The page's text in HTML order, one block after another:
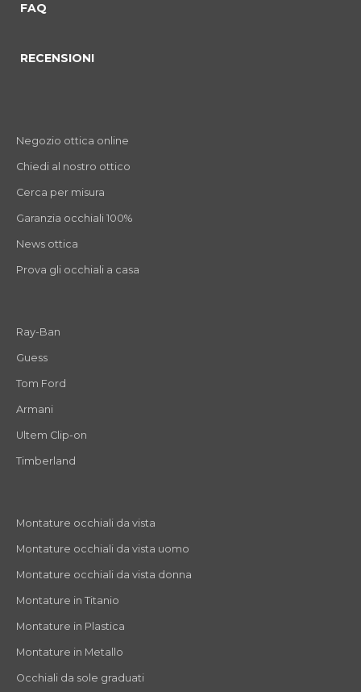
FAQ
RECENSIONI
Negozio ottica online
Chiedi al nostro ottico
Cerca per misura
Garanzia occhiali 100%
News ottica
Prova gli occhiali a casa
Ray-Ban
Guess
Tom Ford
Armani
Ultem Clip-on
Timberland
Montature occhiali da vista
Montature occhiali da vista uomo
Montature occhiali da vista donna
Montature in Titanio
Montature in Plastica
Montature in Metallo
Occhiali da sole graduati